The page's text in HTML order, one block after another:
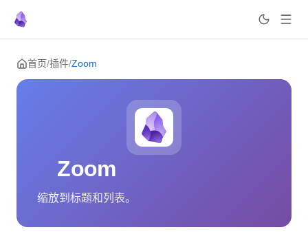
Skip to content
首页/插件/Zoom
Zoom
缩放到标题和列表。